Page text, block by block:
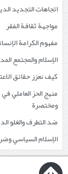
اتجاهات التجديد
مواجهة ثقافة الفقر
مفهوم الكرامة
الإسلام والمجتمع
كيف نعزز حقائق
منهج الحرّ العاملي
ومختصرة
ضد التطرف والغلو
الإسلام السياسي